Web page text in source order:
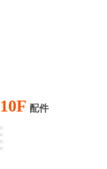
10F 配件